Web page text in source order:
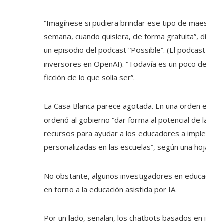
“Imagínese si pudiera brindar ese tipo de
semana, cuando quisiera, de forma gratuita”,
un episodio del podcast “Possible”. (El
inversores en OpenAI). “Todavía es un poco
ficción de lo que solía ser”.
La Casa Blanca parece agotada. En una
ordenó al gobierno “dar forma al potencial de
recursos para ayudar a los educadores a
personalizadas en las escuelas”, según una
No obstante, algunos investigadores en
en torno a la educación asistida por IA.
Por un lado, señalan, los chatbots basados